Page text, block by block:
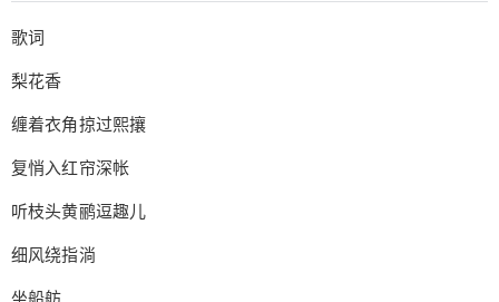
歌词
梨花香
缠着衣角掠过熙攘
复悄入红帘深帐
听枝头黄鹂逗趣儿
细风绕指淌
坐船舫
见，她仍会珍藏这份千年相会的记忆。而那人如果
仍旧在这浮世中漂泊，有一日也定会忆起一切,撑船
千年这首歌，是我听的第一首古风歌曲，也因此而
踏入古风的世界。曲风柔和，带一丝凄凉，感受到
了悲喜，也是因此，我知道了洛天依，了解了她，
并且，我深深的爱上了洛天依，成为了锦依卫。 歌
头黄鹂逗趣儿 细风绕指淌 坐船舫 兰桨拨开雾霭迷
茫 不觉已一日过半 过眼的葱郁风光 悉数泛了黄 褪